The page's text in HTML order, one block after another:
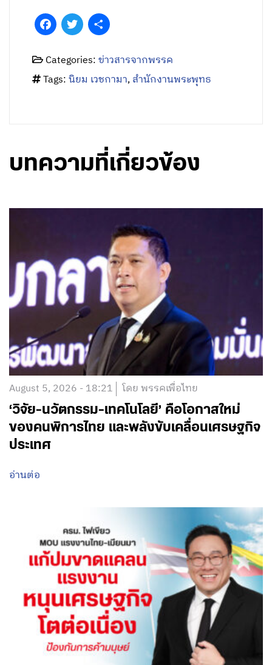
FacebookTwitter
Categories:ข่าวสารจากพรรค
Tags:นิยม เวชกามา,สำนักงานพระพุทธ
บทความที่เกี่ยวข้อง
August 5, 2026 - 18:21 โดย พรรคเพื่อไทย
‘วิจัย-นวัตกรรม-เทคโนโลยี’ คือโอกาสใหม่
ของคนพิการไทย และพลังขับเคลื่อนเศรษฐกิจ
ประเทศ
อ่านต่อ